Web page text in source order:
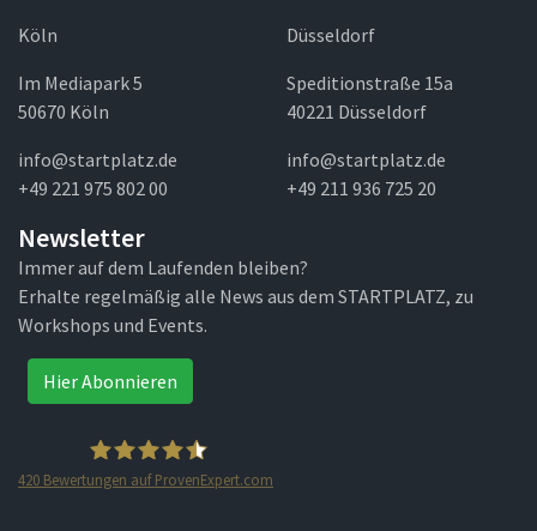
Köln
Im Mediapark 5
50670 Köln
info@startplatz.de
+49 221 975 802 00
Düsseldorf
Speditionstraße 15a
40221 Düsseldorf
info@startplatz.de
+49 211 936 725 20
Newsletter
Immer auf dem Laufenden bleiben?
Erhalte regelmäßig alle News aus dem STARTPLATZ, zu
Workshops und Events.
Hier Abonnieren
420 Bewertungen auf ProvenExpert.com